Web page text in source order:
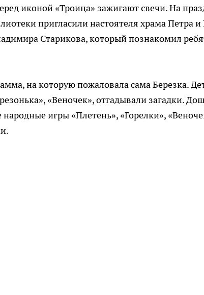
иконой «Троица» зажигают свечи. На
пригласили настоятеля храма Петра и
Старикова, который познакомил
на которую пожаловала сама Березка.
«Веночек», отгадывали загадки.
игры «Плетень», «Горелки»,